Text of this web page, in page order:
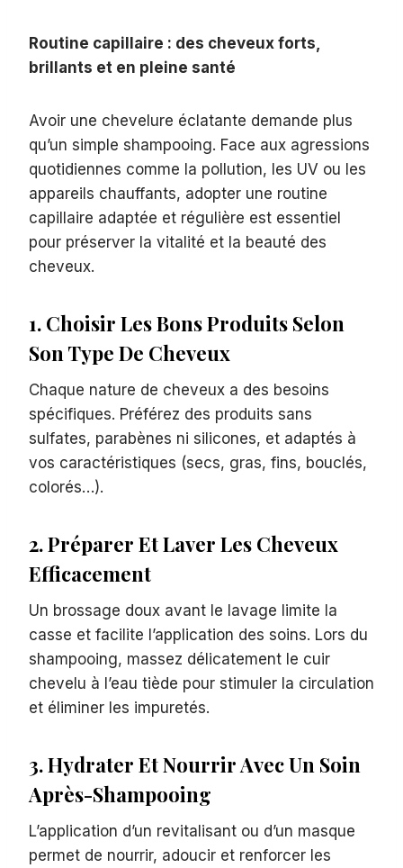
Routine capillaire : des cheveux forts,
brillants et en pleine santé
Avoir une chevelure éclatante demande plus
qu’un simple shampooing. Face aux agressions
quotidiennes comme la pollution, les UV ou les
appareils chauffants, adopter une routine
capillaire adaptée et régulière est essentiel
pour préserver la vitalité et la beauté des
cheveux.
1. Choisir Les Bons Produits Selon
Son Type De Cheveux
Chaque nature de cheveux a des besoins
spécifiques. Préférez des produits sans
sulfates, parabènes ni silicones, et adaptés à
vos caractéristiques (secs, gras, fins, bouclés,
colorés…).
2. Préparer Et Laver Les Cheveux
Efficacement
Un brossage doux avant le lavage limite la
casse et facilite l’application des soins. Lors du
shampooing, massez délicatement le cuir
chevelu à l’eau tiède pour stimuler la circulation
et éliminer les impuretés.
3. Hydrater Et Nourrir Avec Un Soin
Après-Shampooing
L’application d’un revitalisant ou d’un masque
permet de nourrir, adoucir et renforcer les